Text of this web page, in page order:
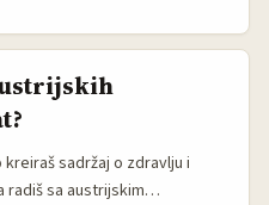
direktno sa
ne postoji lako pretraživ
sadržaj o zdravlju i
radiš sa austrijskim